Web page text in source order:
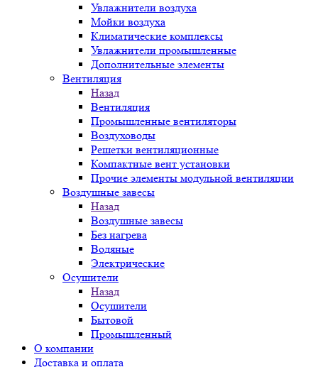
Увлажнители воздуха
Мойки воздуха
Климатические комплексы
Увлажнители промышленные
Дополнительные элементы
Вентиляция
Назад
Вентиляция
Промышленные вентиляторы
Воздуховоды
Решетки вентиляционные
Компактные вент установки
Прочие элементы модульной вентиляции
Воздушные завесы
Назад
Воздушные завесы
Без нагрева
Водяные
Электрические
Осушители
Назад
Осушители
Бытовой
Промышленный
О компании
Доставка и оплата